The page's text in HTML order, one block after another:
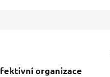
organizace